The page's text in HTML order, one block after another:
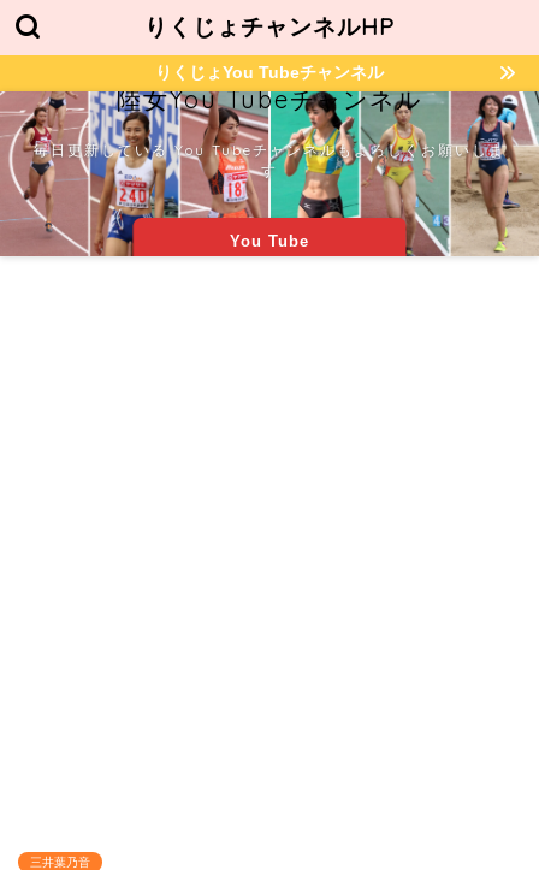
りくじょチャンネルHP
りくじょYou Tubeチャンネル
陸女You Tubeチャンネル
毎日更新している You Tubeチャンネルもよろしくお願いしま
す
You Tube
三井葉乃音